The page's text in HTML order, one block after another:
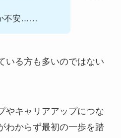
不安……
いる方も多いのではない
やキャリアアップにつな
わからず最初の一歩を踏